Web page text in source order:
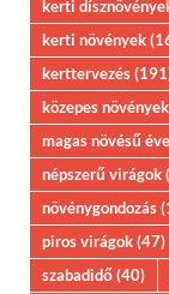
kerti
kerti növények
kerttervezés
közepes növények
magas növésű
népszerű virágok
növénygondozás
piros virágok(47)
szabadidő(40)